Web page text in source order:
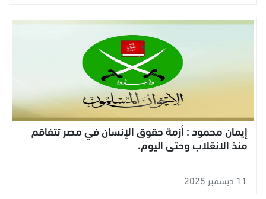
إيمان محمود : أزمة حقوق الإنسان في مصر تتفاقم
منذ الانقلاب وحتى اليوم.
11 ديسمبر 2025